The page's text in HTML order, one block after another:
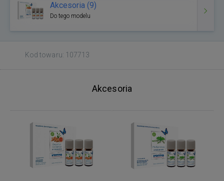
Akcesoria (9)
Do tego modelu
Kod towaru: 107713
Akcesoria